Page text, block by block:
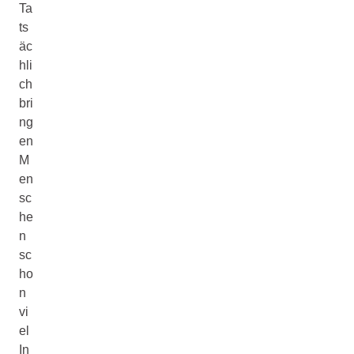
Ta
ts
äc
hli
ch
bri
ng
en
M
en
sc
he
n
sc
ho
n
vi
el
In